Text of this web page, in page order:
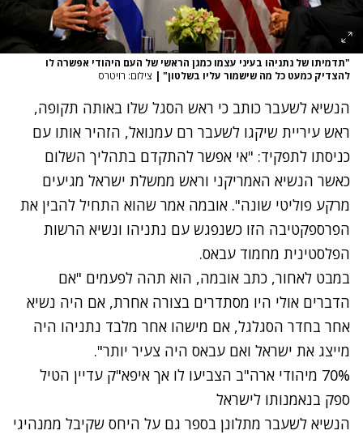
"תדמיתו של נתניהו בעיני עצמו כמגן הראשי של העם היהודי אפשרה לו
להצדיק כמעט כל מה שישמור עליו בשלטון" | צילום: רויטרס
הנשיא לשעבר כותב כי ראש הסגל שלו באותה תקופה,
ראש עיריית שיקגו לשעבר רם עמנואל, הזהיר אותו עם
כניסתו לתפקיד: "אי אפשר להתקדם בתהליך השלום
כאשר הנשיא האמריקני וראש ממשלת ישראל מגיעים
מרקע פוליטי שונה". אובמה אמר שהוא התחיל להבין את
הפרספקטיבה הזו כשנפגש עם נתניהו ונשיא הרשות
הפלסטינית מחמוד עבאס.
במבט לאחור, כתב אובמה, הוא תהה לפעמים "אם
הדברים אולי היו מסתדרים בצורה אחרת, אם היה נשיא
אחר בחדר הסגלגל, אם מישהו אחר מלבד נתניהו היה
מייצג את ישראל ואם עבאס היה צעיר יותר".
70% מיהודי ארה"ב הצביעו לו אך איפא"ק עדיין הטיל
ספק בנאמנותו לישראל
הנשיא לשעבר מתלונן בספר גם על היחס שקיבל ממנהיגי